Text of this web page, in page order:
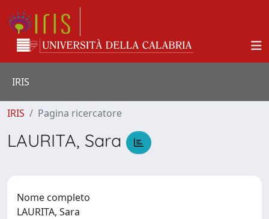
IRIS
IRIS Pagina ricercatore
LAURITA, Sara
Nome completo
LAURITA, Sara